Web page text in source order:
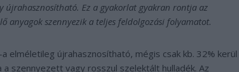
Ez a gyakorlat gyakran rontja az
anyagok szennyezik a teljes feldolgozási folyamatot.
elméletileg újrahasznosítható, mégis csak kb. 32% kerül
szennyezett vagy rosszul szelektált hulladék. Az